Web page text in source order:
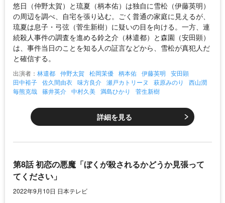
悠日（仲野太賀）と琉夏（柄本佑）は独自に雪松（伊藤英明）
の周辺を調べ、自宅を張り込む。ごく普通の家庭に見えるが、
琉夏は息子・弓弦（菅生新樹）に疑いの目を向ける。一方、連
続殺人事件の調査を進める鈴之介（林遣都）と森園（安田顕）
は、事件当日のことを知る人の証言などから、雪松が真犯人だ
と確信する。
出演者： 林遣都 仲野太賀 松岡茉優 柄本佑 伊藤英明
安田顕
田中裕子 佐久間由衣 味方良介 瀬戸カトリーヌ 萩原みのり
西山潤
毎熊克哉 篠井英介 中村久美 満島ひかり 菅生新樹
詳細を見る
第8話 初恋の悪魔「ぼくが殺されるかどうか見張って
てください」
2022年9月10日 日本テレビ